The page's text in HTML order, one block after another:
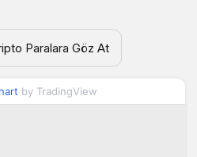
Paralara Göz At
by TradingView